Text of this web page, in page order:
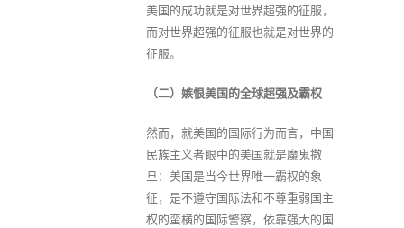
美国的成功就是对世界超强的征服，
而对世界超强的征服也就是对世界的
征服。
（二）嫉恨美国的全球超强及霸权
然而，就美国的国际行为而言，中国
民族主义者眼中的美国就是魔鬼撒
旦：美国是当今世界唯一霸权的象
征，是不遵守国际法和不尊重弱国主
权的蛮横的国际警察，依靠强大的国